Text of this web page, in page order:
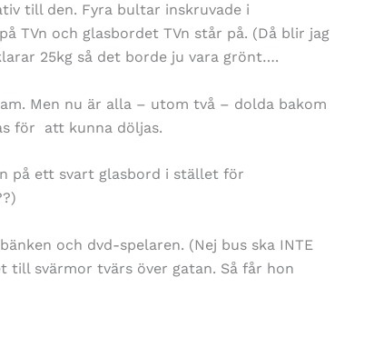
till den. Fyra bultar inskruvade i
TVn och glasbordet TVn står på. (Då blir jag
25kg så det borde ju vara grönt….
Men nu är alla – utom två – dolda bakom
för att kunna döljas.
på ett svart glasbord i stället för
och dvd-spelaren. (Nej bus ska INTE
till svärmor tvärs över gatan. Så får hon